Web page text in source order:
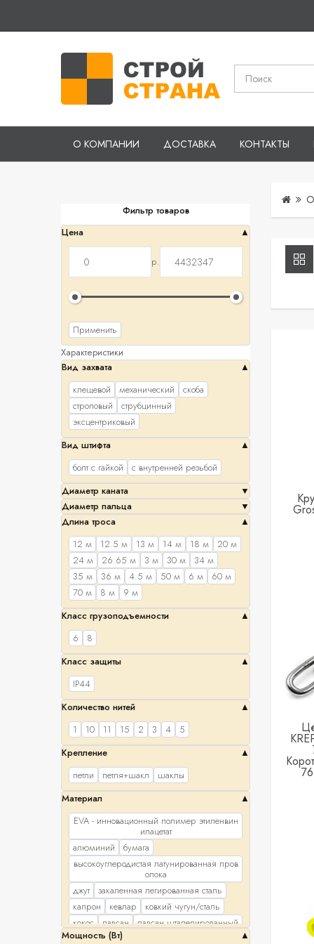
О КОМПАНИИ ДОСТАВКА КОНТАКТЫ
Фильтр товаров
Цена
р.
Применить
Характеристики
Вид захвата
клещевой
механический
скоба
строповый
струбцинный
эксцентриковый
Вид штифта
болт с гайкой
с внутренней резьбой
Диаметр каната
Диаметр пальца
Длина троса
12 м
12.5 м 13 м 14 м 18 м
20 м
24 м
26.65 м 3 м 30 м
34 м
35 м
36 м 4.5 м 50 м 6 м
60 м
70 м
8 м
9 м
Класс грузоподъемности
6
8
Класс защиты
IP44
Количество нитей
1
10 11 15 2 3 4
5
Крепление
петли
петля+шакл
шаклы
Материал
EVA - инновационный полимер этиленвин
илацетат
алюминий
бумага
высокоуглеродистая латунированная пров
олока
джут
закаленная легированная сталь
капрон
кевлар
ковкий чугун/сталь
кокос
лавсан
лавсан штапелированный
латекс
латунь
Мощность (Вт)